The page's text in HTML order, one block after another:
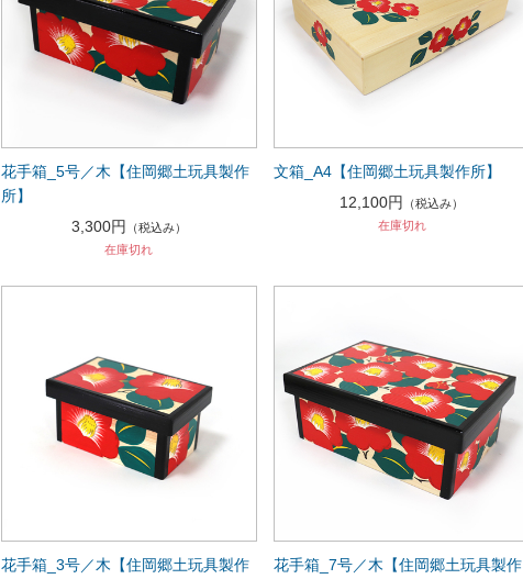
花手箱_5号／木【住岡郷土玩具製作
所】
3,300円
（税込み）
在庫切れ
文箱_A4【住岡郷土玩具製作所】
12,100円
（税込み）
在庫切れ
花手箱_3号／木【住岡郷土玩具製作
花手箱_7号／木【住岡郷土玩具製作